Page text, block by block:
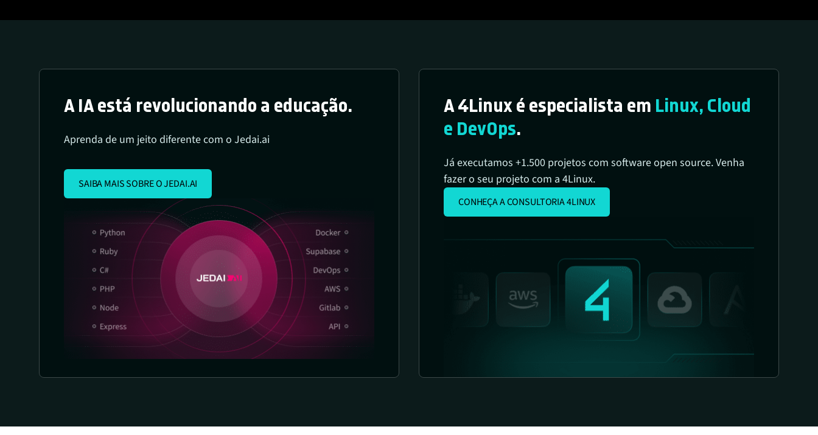
A IA está revolucionando a educação.
Aprenda de um jeito diferente com o Jedai.ai
SAIBA MAIS SOBRE O JEDAI.AI
A 4Linux é especialista em Linux, Cloud
e DevOps.
Já executamos +1.500 projetos com software open source. Venha
fazer o seu projeto com a 4Linux.
CONHEÇA A CONSULTORIA 4LINUX